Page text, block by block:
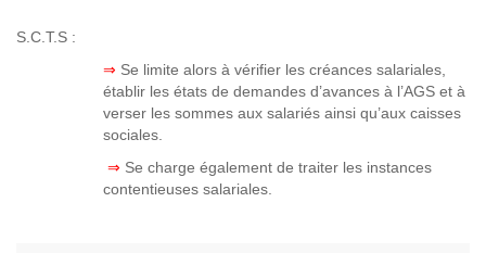
S.C.T.S :
⇒ Se limite alors à vérifier les créances salariales,
établir les états de demandes d’avances à l’AGS et à
verser les sommes aux salariés ainsi qu’aux caisses
sociales.
⇒ Se charge également de traiter les instances
contentieuses salariales.